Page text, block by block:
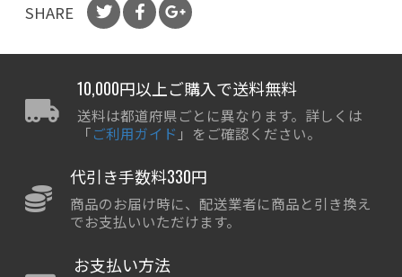
SHARE
10,000円以上ご購入で送料無料
送料は都道府県ごとに異なります。詳しくは
「ご利用ガイド 」をご確認ください。
代引き手数料330円
商品のお届け時に、配送業者に商品と引き換え
でお支払いいただけます。
お支払い方法